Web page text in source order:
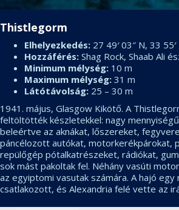
Thistlegorm
Elhelyezkedés: 27 49′ 03″ N, 33 55′
Hozzáférés: Shag Rock, Shaab Ali
Minimum mélység: 10 m
Maximum mélység: 31 m
Látótávolság: 25 – 30 m
1941. május, Glasgow Kikötő. A
feltöltötték készletekkel: nagy
beleértve az aknákat, lőszereket,
páncélozott autókat, motorkerékpárokat,
repülőgép pótalkatrészeket, rádiókat,
sok mást pakoltak fel. Néhány vasúti
az egyiptomi vasutak számára. A hajó egy
csatlakozott, és Alexandria felé vette az